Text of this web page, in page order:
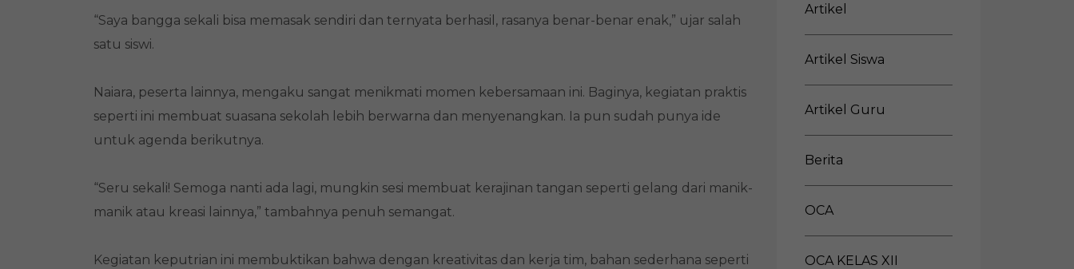
“Saya bangga sekali bisa memasak sendiri dan ternyata berhasil, rasanya benar-benar enak,” ujar salah
satu siswi.
Naiara, peserta lainnya, mengaku sangat menikmati momen kebersamaan ini. Baginya, kegiatan praktis
seperti ini membuat suasana sekolah lebih berwarna dan menyenangkan. Ia pun sudah punya ide
untuk agenda berikutnya.
“Seru sekali! Semoga nanti ada lagi, mungkin sesi membuat kerajinan tangan seperti gelang dari manik-
manik atau kreasi lainnya,” tambahnya penuh semangat.
Kegiatan keputrian ini membuktikan bahwa dengan kreativitas dan kerja tim, bahan sederhana seperti
Artikel
Artikel Siswa
Artikel Guru
Berita
OCA
OCA KELAS XII